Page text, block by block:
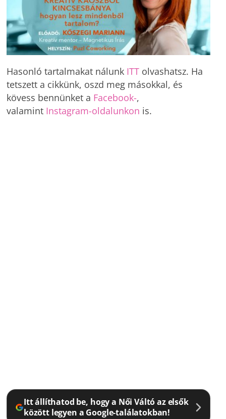
Hasonló tartalmakat nálunk ITT olvashatsz. Ha
tetszett a cikkünk, oszd meg másokkal, és
kövess bennünket a Facebook-,
valamint Instagram-oldalunkon is.
Itt állíthatod be, hogy a Női Váltó az elsők
között legyen a Google-találatokban!